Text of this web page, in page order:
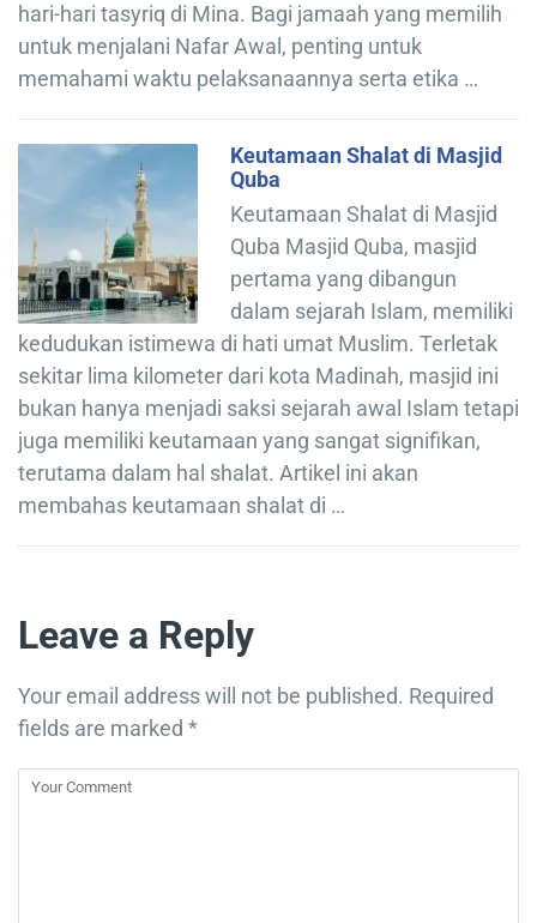
hari-hari tasyriq di Mina. Bagi jamaah yang memilih
untuk menjalani Nafar Awal, penting untuk
memahami waktu pelaksanaannya serta etika …
Keutamaan Shalat di Masjid
Quba
Keutamaan Shalat di Masjid
Quba Masjid Quba, masjid
pertama yang dibangun
dalam sejarah Islam, memiliki
kedudukan istimewa di hati umat Muslim. Terletak
sekitar lima kilometer dari kota Madinah, masjid ini
bukan hanya menjadi saksi sejarah awal Islam tetapi
juga memiliki keutamaan yang sangat signifikan,
terutama dalam hal shalat. Artikel ini akan
membahas keutamaan shalat di …
Leave a Reply
Your email address will not be published. Required
fields are marked *